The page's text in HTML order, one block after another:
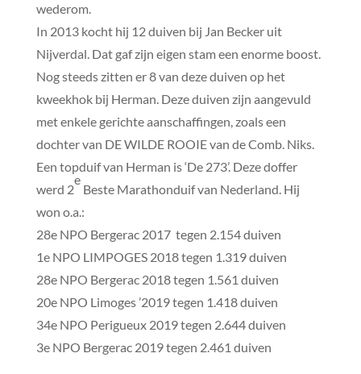
wederom.
In 2013 kocht hij 12 duiven bij Jan Becker uit
Nijverdal. Dat gaf zijn eigen stam een enorme boost.
Nog steeds zitten er 8 van deze duiven op het
kweekhok bij Herman. Deze duiven zijn aangevuld
met enkele gerichte aanschaffingen, zoals een
dochter van DE WILDE ROOIE van de Comb. Niks.
Een topduif van Herman is ‘De 273’. Deze doffer
werd 2
e
Beste Marathonduif van Nederland. Hij
won o.a.:
28e NPO Bergerac 2017 tegen 2.154 duiven
1e NPO LIMPOGES 2018 tegen 1.319 duiven
28e NPO Bergerac 2018 tegen 1.561 duiven
20e NPO Limoges ’2019 tegen 1.418 duiven
34e NPO Perigueux 2019 tegen 2.644 duiven
3e NPO Bergerac 2019 tegen 2.461 duiven